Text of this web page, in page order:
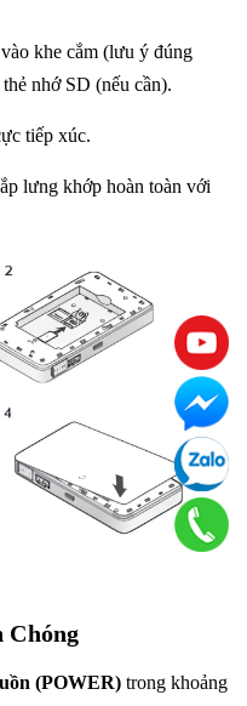
khe cắm (lưu ý đúng
nhớ SD (nếu cần).
tiếp xúc.
lưng khớp hoàn toàn với
Chóng
(POWER) trong khoảng